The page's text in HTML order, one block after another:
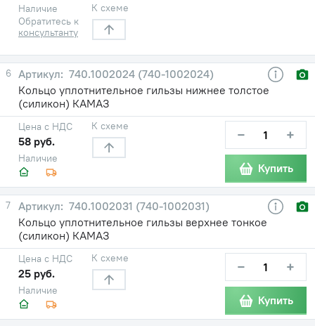
Наличие
Обратитесь к
консультанту
К схеме
6
740.1002024 (740-1002024)
Кольцо уплотнительное гильзы нижнее толстое
(силикон) КАМАЗ
Наличие
Цена с НДС
58 руб.
К схеме − +
Купить
7
740.1002031 (740-1002031)
Кольцо уплотнительное гильзы верхнее тонкое
(силикон) КАМАЗ
Наличие
Цена с НДС
25 руб.
К схеме − +
Купить